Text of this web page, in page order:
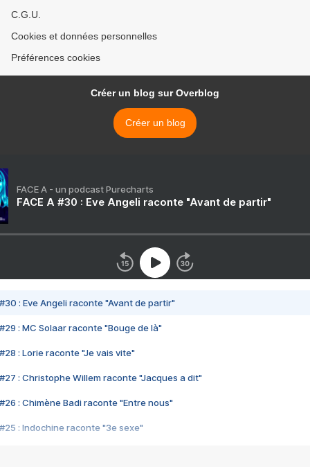
C.G.U.
Cookies et données personnelles
Préférences cookies
Créer un blog sur Overblog
Créer un blog
FACE A - un podcast Purecharts
FACE A #30 : Eve Angeli raconte "Avant de partir"
#30 : Eve Angeli raconte "Avant de partir"
#29 : MC Solaar raconte "Bouge de là"
#28 : Lorie raconte "Je vais vite"
#27 : Christophe Willem raconte "Jacques a dit"
#26 : Chimène Badi raconte "Entre nous"
#25 : Indochine raconte "3e sexe"